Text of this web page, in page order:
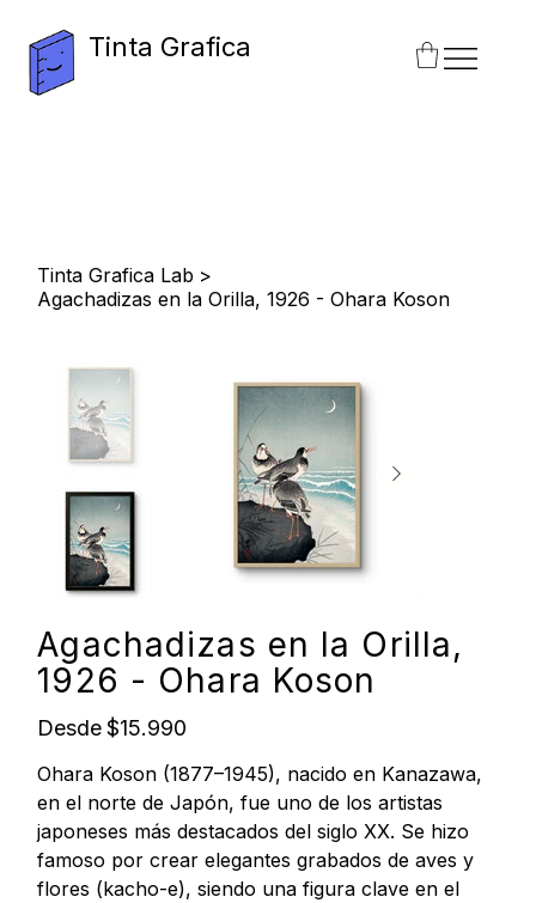
Tinta Grafica
Tinta Grafica Lab >
Agachadizas en la Orilla, 1926 - Ohara Koson
Agachadizas en la Orilla,
1926 - Ohara Koson
Desde Precio
$15.990
Ohara Koson (1877–1945), nacido en Kanazawa,
en el norte de Japón, fue uno de los artistas
japoneses más destacados del siglo XX. Se hizo
famoso por crear elegantes grabados de aves y
flores (kacho-e), siendo una figura clave en el